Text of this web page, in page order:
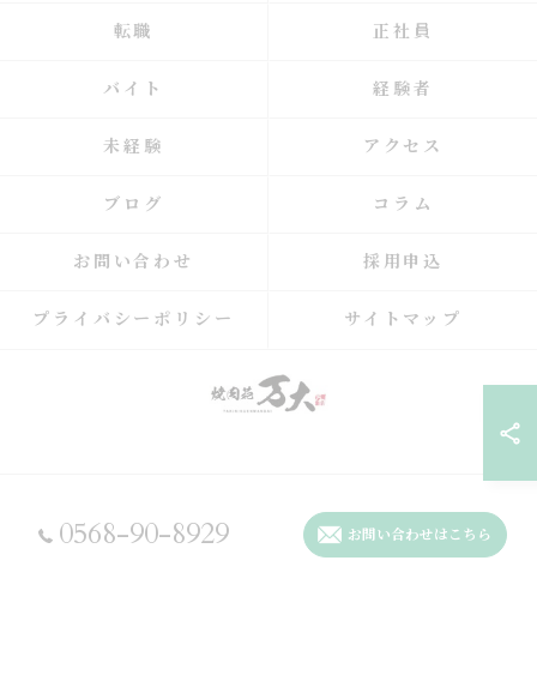
0568-90-8929 お問い合わせはこちら
転職 正社員
バイト 経験者
未経験 アクセス
ブログ コラム
お問い合わせ 採用申込
プライバシーポリシー サイトマップ
© 2026 愛知県春日井の焼肉の求人なら焼肉苑 万大 ALL RIGHTS RESERVED.